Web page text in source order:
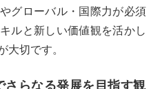
グローバル・国際力が必須
ルと新しい価値観を活かし
切です。
らなる発展を目指す観